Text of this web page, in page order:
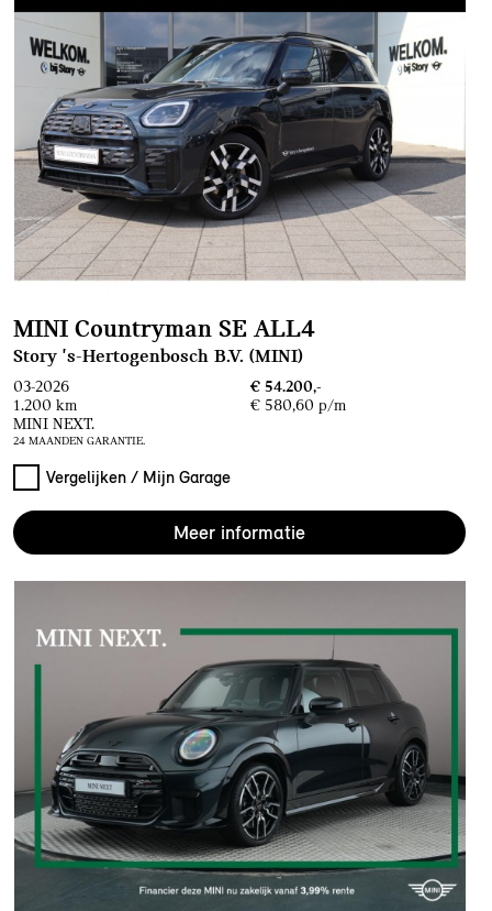
MINI Countryman SE ALL4
Story 's-Hertogenbosch B.V. (MINI)
03-2026
€ 54.200,-
1.200 km
€ 580,60 p/m
MINI NEXT.
24 MAANDEN GARANTIE.
Vergelijken / Mijn Garage
Meer informatie